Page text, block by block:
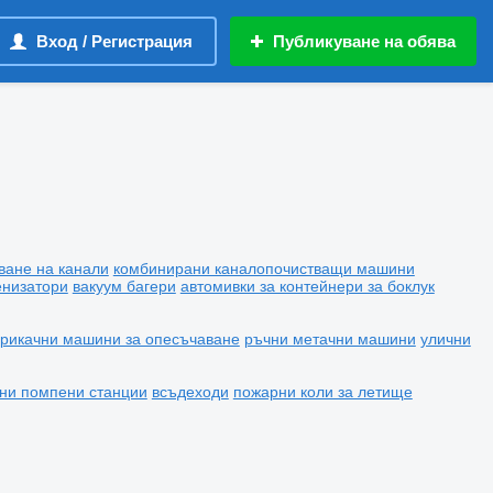
Вход / Регистрация Публикуване на обява
на канали комбинирани каналопочистващи машини
вакуум багери автомивки за контейнери за боклук
машини за опесъчаване ръчни метачни машини улични
помпени станции всъдеходи пожарни коли за летище